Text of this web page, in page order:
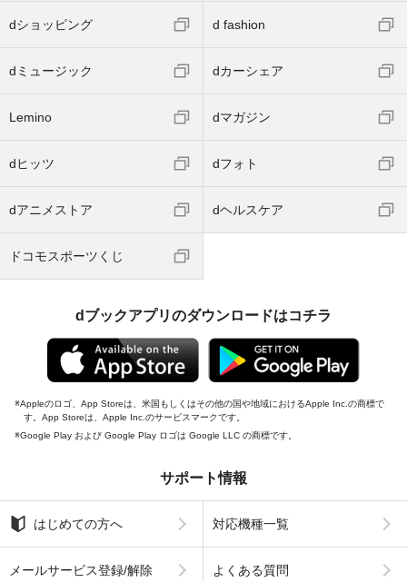
dショッピング d fashion
dミュージック dカーシェア
Lemino dマガジン
dヒッツ dフォト
dアニメストア dヘルスケア
ドコモスポーツくじ
dブックアプリのダウンロードはコチラ
Appleのロゴ、App Storeは、米国もしくはその他の国や地域におけるApple Inc.の商標で
す。App Storeは、Apple Inc.のサービスマークです。
Google Play および Google Play ロゴは Google LLC の商標です。
サポート情報
はじめての方へ 対応機種一覧
メールサービス登録/解除 よくある質問